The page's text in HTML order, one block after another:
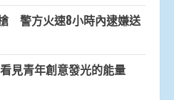
警方火速8小時內逮嫌送
見青年創意發光的能量